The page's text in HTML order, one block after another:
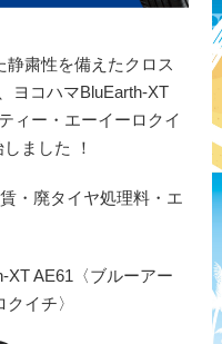
粛性を備えたクロス
ヨコハマBluEarth-XT
ィー・エーイーロクイ
しました ！
・廃タイヤ処理料・エ
AE61〈ブルーアー
イチ〉